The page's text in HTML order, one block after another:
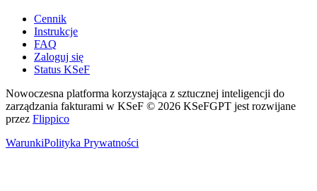
Cennik
Instrukcje
FAQ
Zaloguj się
Status KSeF
Nowoczesna platforma korzystająca z sztucznej inteligencji do
zarządzania fakturami w KSeF © 2026 KSeFGPT jest rozwijane
przez Flippico
WarunkiPolityka Prywatności